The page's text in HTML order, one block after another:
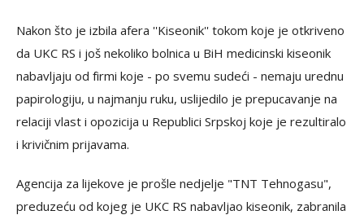
Nakon što je izbila afera ''Kiseonik'' tokom koje je otkriveno
da UKC RS i još nekoliko bolnica u BiH medicinski kiseonik
nabavljaju od firmi koje - po svemu sudeći - nemaju urednu
papirologiju, u najmanju ruku, uslijedilo je prepucavanje na
relaciji vlast i opozicija u Republici Srpskoj koje je rezultiralo
i krivičnim prijavama.
Agencija za lijekove je prošle nedjelje "TNT Tehnogasu",
preduzeću od kojeg je UKC RS nabavljao kiseonik, zabranila